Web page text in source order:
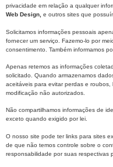
privacidade em relação a qualquer
Web Design, e outros sites que
Solicitamos informações pessoais
fornecer um serviço. Fazemo-lo por
consentimento. Também informamos
Apenas retemos as informações
solicitado. Quando armazenamos
aceitáveis ​​para evitar perdas e
modificação não autorizados.
Não compartilhamos informações de
exceto quando exigido por lei.
O nosso site pode ter links para sites
de que não temos controle sobre o
responsabilidade por suas respectivas